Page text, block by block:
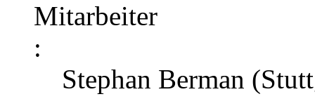
Mitarbeiter
:
Stephan Berman